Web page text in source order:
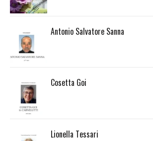
Antonio Salvatore Sanna
Cosetta Goi
Lionella Tessari